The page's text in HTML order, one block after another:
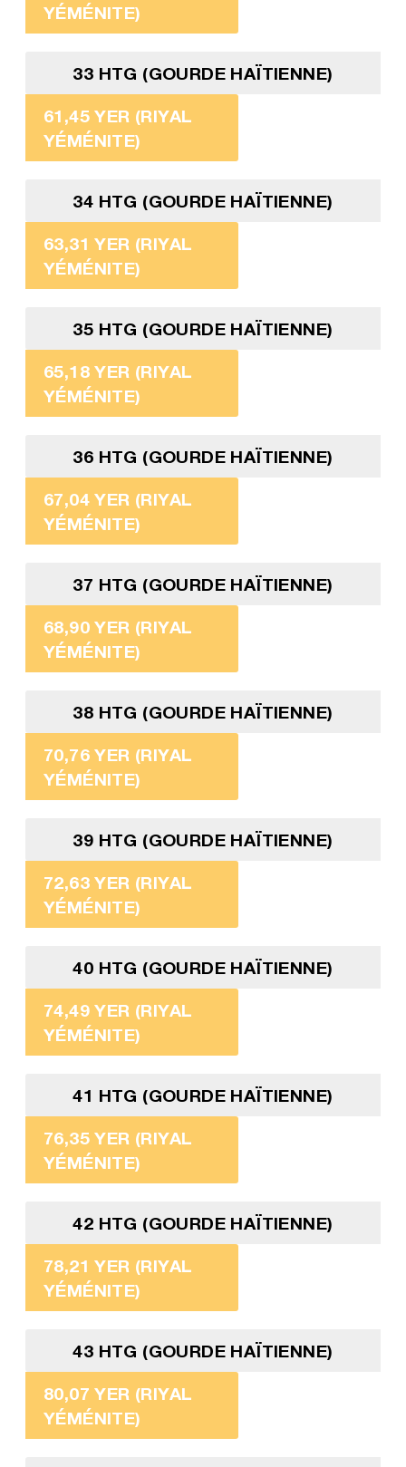
YÉMÉNITE)
33 HTG (GOURDE HAÏTIENNE)
61,45 YER (RIYAL
YÉMÉNITE)
34 HTG (GOURDE HAÏTIENNE)
63,31 YER (RIYAL
YÉMÉNITE)
35 HTG (GOURDE HAÏTIENNE)
65,18 YER (RIYAL
YÉMÉNITE)
36 HTG (GOURDE HAÏTIENNE)
67,04 YER (RIYAL
YÉMÉNITE)
37 HTG (GOURDE HAÏTIENNE)
68,90 YER (RIYAL
YÉMÉNITE)
38 HTG (GOURDE HAÏTIENNE)
70,76 YER (RIYAL
YÉMÉNITE)
39 HTG (GOURDE HAÏTIENNE)
72,63 YER (RIYAL
YÉMÉNITE)
40 HTG (GOURDE HAÏTIENNE)
74,49 YER (RIYAL
YÉMÉNITE)
41 HTG (GOURDE HAÏTIENNE)
76,35 YER (RIYAL
YÉMÉNITE)
42 HTG (GOURDE HAÏTIENNE)
78,21 YER (RIYAL
YÉMÉNITE)
43 HTG (GOURDE HAÏTIENNE)
80,07 YER (RIYAL
YÉMÉNITE)